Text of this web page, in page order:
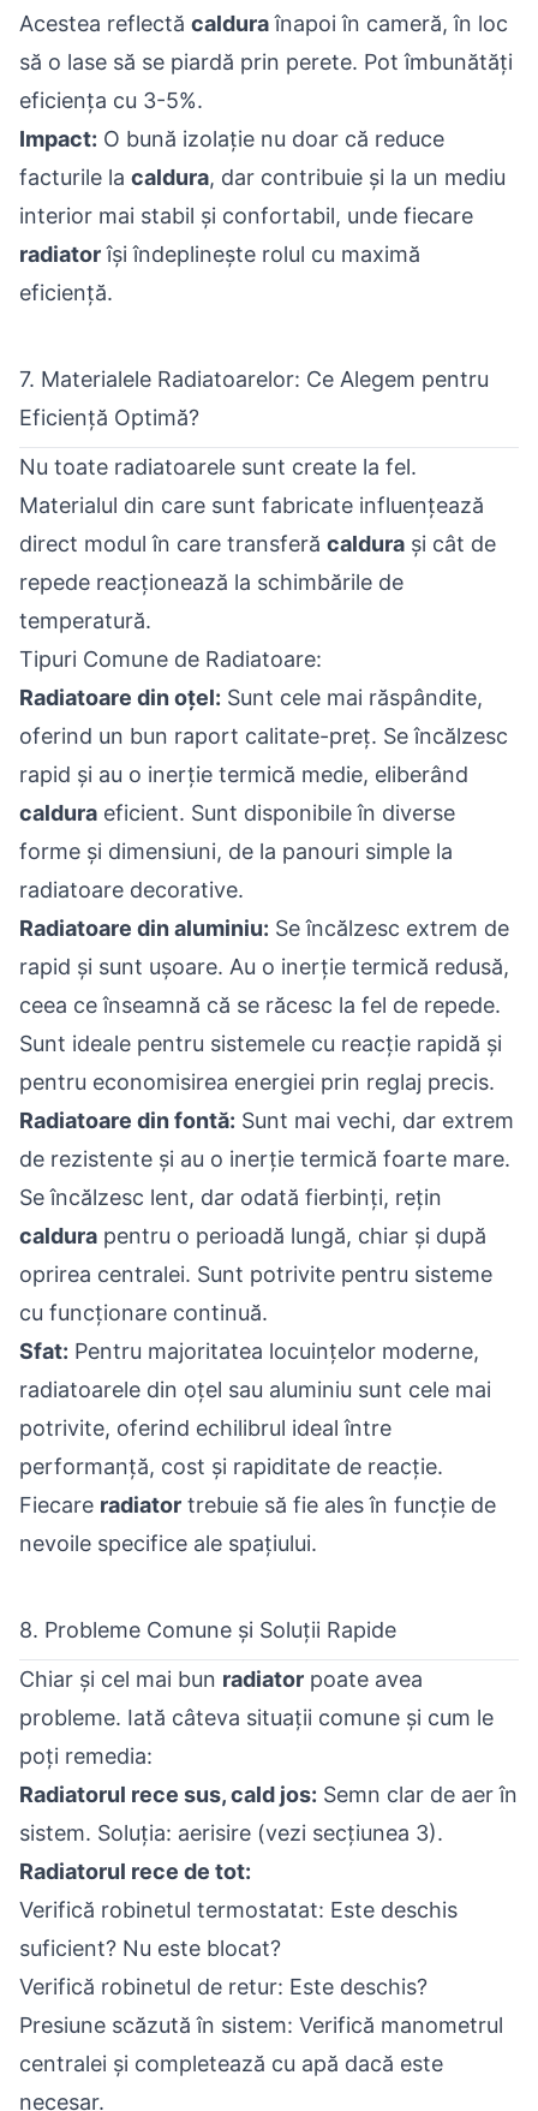
Acestea reflectă calduraînapoi în cameră, în loc
să o lase să se piardă prin perete. Pot îmbunătăți
eficiența cu 3-5%.
Impact: O bună izolație nu doar că reduce
facturile la caldura, dar contribuie și la un mediu
interior mai stabil și confortabil, unde fiecare
radiatorîși îndeplinește rolul cu maximă
eficiență.
7. Materialele Radiatoarelor: Ce Alegem pentru
Eficiență Optimă?
Nu toate radiatoarele sunt create la fel.
Materialul din care sunt fabricate influențează
direct modul în care transferă caldura și cât de
repede reacționează la schimbările de
temperatură.
Tipuri Comune de Radiatoare:
Radiatoare din oțel: Sunt cele mai răspândite,
oferind un bun raport calitate-preț. Se încălzesc
rapid și au o inerție termică medie, eliberând
caldura eficient. Sunt disponibile în diverse
forme și dimensiuni, de la panouri simple la
radiatoare decorative.
Radiatoare din aluminiu: Se încălzesc extrem de
rapid și sunt ușoare. Au o inerție termică redusă,
ceea ce înseamnă că se răcesc la fel de repede.
Sunt ideale pentru sistemele cu reacție rapidă și
pentru economisirea energiei prin reglaj precis.
Radiatoare din fontă: Sunt mai vechi, dar extrem
de rezistente și au o inerție termică foarte mare.
Se încălzesc lent, dar odată fierbinți, rețin
caldura pentru o perioadă lungă, chiar și după
oprirea centralei. Sunt potrivite pentru sisteme
cu funcționare continuă.
Sfat: Pentru majoritatea locuințelor moderne,
radiatoarele din oțel sau aluminiu sunt cele mai
potrivite, oferind echilibrul ideal între
performanță, cost și rapiditate de reacție.
Fiecare radiator trebuie să fie ales în funcție de
nevoile specifice ale spațiului.
8. Probleme Comune și Soluții Rapide
Chiar și cel mai bun radiator poate avea
probleme. Iată câteva situații comune și cum le
poți remedia:
Radiatorul rece sus, cald jos: Semn clar de aer în
sistem. Soluția: aerisire (vezi secțiunea 3).
Radiatorul rece de tot:
Verifică robinetul termostatat: Este deschis
suficient? Nu este blocat?
Verifică robinetul de retur: Este deschis?
Presiune scăzută în sistem: Verifică manometrul
centralei și completează cu apă dacă este
necesar.